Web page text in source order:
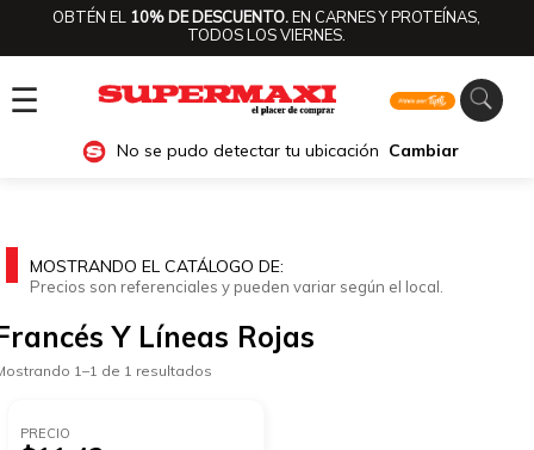
OBTÉN EL 10% DE DESCUENTO.EN CARNES Y PROTEÍNAS,
TODOS LOS VIERNES.
☰
No se pudo detectar tu ubicación Cambiar
MOSTRANDO EL CATÁLOGO DE:
Precios son referenciales y pueden variar según el local.
Y Líneas Rojas
1–1 de 1 resultados
PRECIO